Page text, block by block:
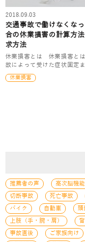
2018.09.03
交通事故で働けなくな
合の休業損害の計算方
求方法
休業損害とは 休業損害と
故によって受けた症状固定
休業損害
推薦者の声 高次脳機
切断事故
死亡事故
バイク
自動車 頭
上肢（手・腕・肩）
事故直後
ご家族向け